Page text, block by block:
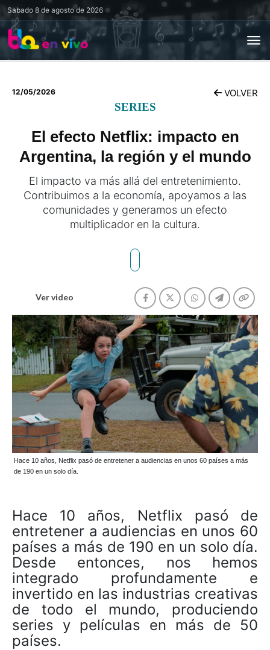
Sabado 8 de agosto de 2026
12/05/2026 VOLVER
SERIES
El efecto Netflix: impacto en
Argentina, la región y el mundo
El impacto va más allá del entretenimiento.
Contribuimos a la economía, apoyamos a las
comunidades y generamos un efecto
multiplicador en la cultura.
Ver video
Hace 10 años, Netflix pasó de entretener a audiencias en unos 60 países a más
de 190 en un solo día.
Hace 10 años, Netflix pasó de
entretener a audiencias en unos 60
países a más de 190 en un solo día.
Desde entonces, nos hemos
integrado profundamente e
invertido en las industrias creativas
de todo el mundo, produciendo
series y películas en más de 50
países.